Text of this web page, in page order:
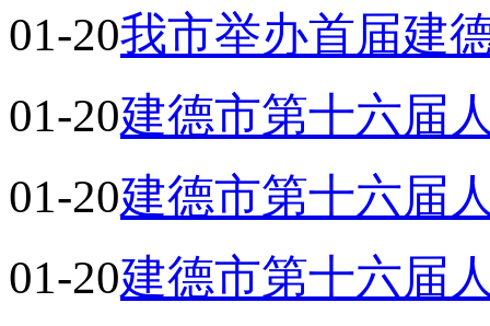
01-20我市举办首届建
01-20建德市第十六届
01-20建德市第十六届
01-20建德市第十六届